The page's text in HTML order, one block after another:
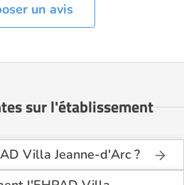
un avis
sur l'établissement
Villa Jeanne-d'Arc ?
est une maison de